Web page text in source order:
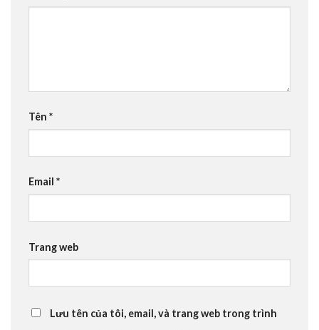
Tên *
Email *
Trang web
Lưu tên của tôi, email, và trang web trong trình